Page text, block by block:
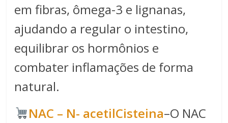
em fibras, ômega-3 e lignanas,
ajudando a regular o intestino,
equilibrar os hormônios e
combater inflamações de forma
natural.
NAC – N- acetilCisteina–O NAC